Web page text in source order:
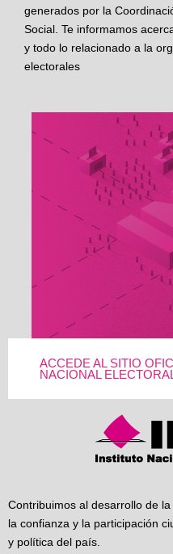
generados por la
Social. Te informamos
y todo lo relacionado a la
electorales
ACCEDE AL SITIO
NACIONAL
Contribuimos al desarrollo de
la confianza y la participación
y política del país.